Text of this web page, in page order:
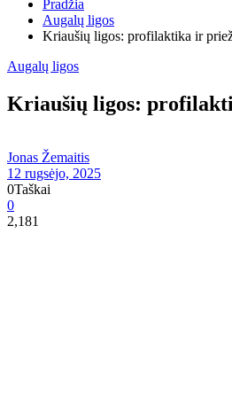
Pradžia
Augalų ligos
Kriaušių ligos: profilaktika ir
Augalų ligos
Kriaušių ligos:
Jonas Žemaitis
12 rugsėjo, 2025
0Taškai
0
2,181